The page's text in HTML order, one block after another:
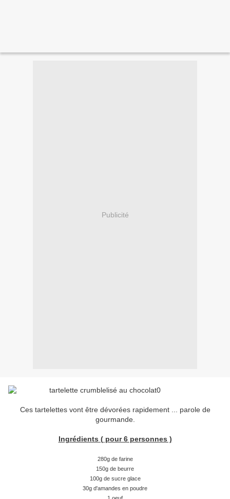
Publicité
Ces tartelettes vont être dévorées rapidement ... parole de
gourmande.
Ingrédients ( pour 6 personnes )
280g de farine
150g de beurre
100g de sucre glace
30g d'amandes en poudre